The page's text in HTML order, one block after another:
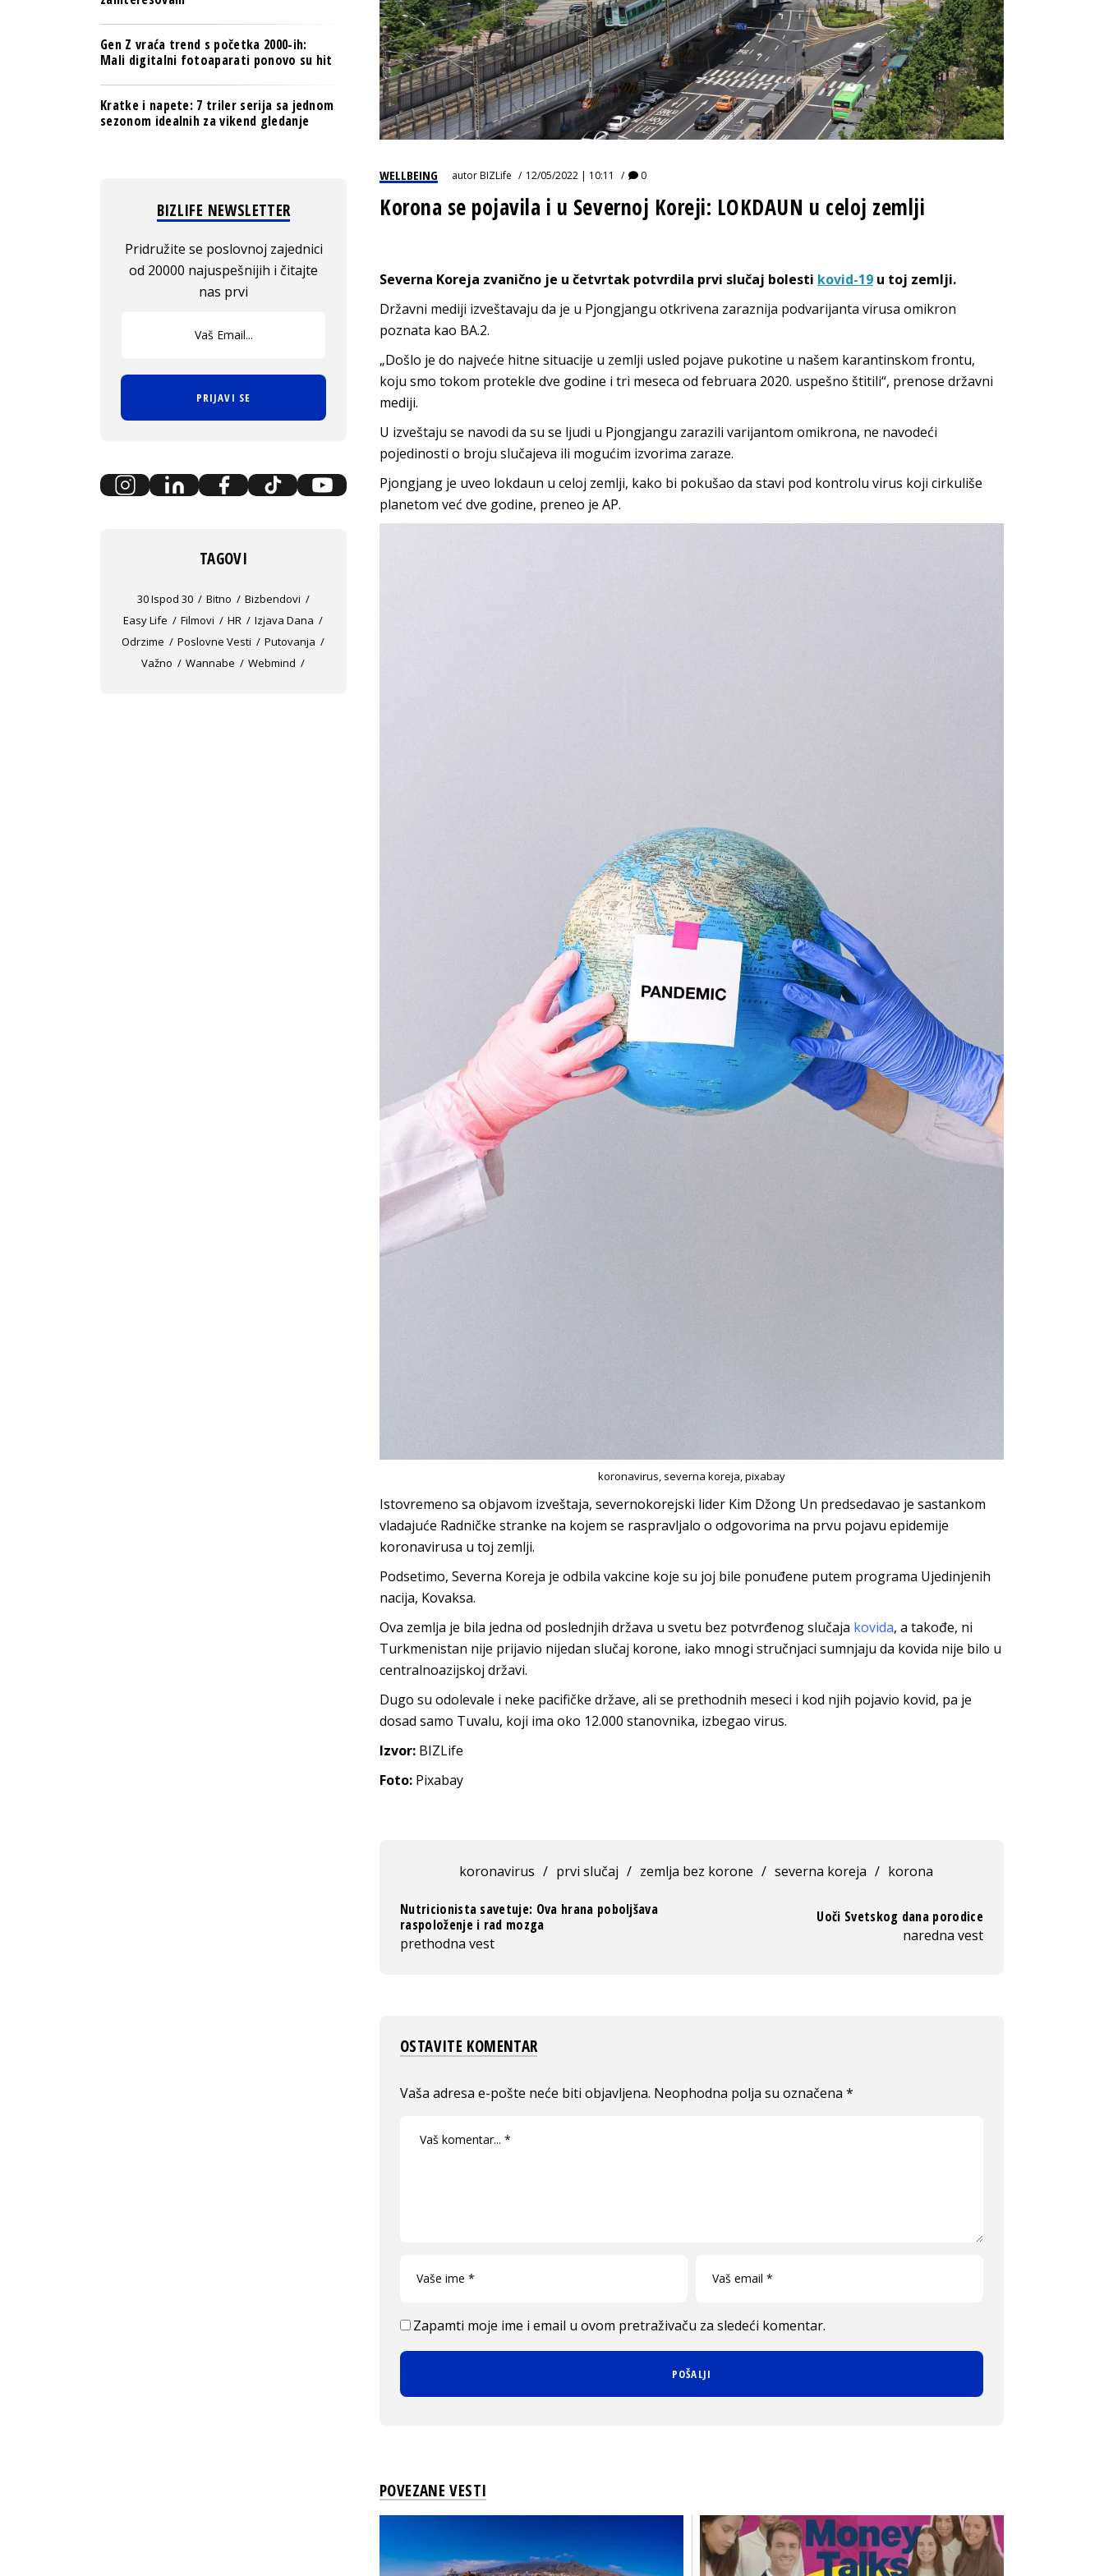
WELLBEING autorBIZLife 12/05/2022 | 10:11 0
Korona se pojavila i u Severnoj Koreji: LOKDAUN u celoj zemlji
Severna Koreja zvanično je u četvrtak potvrdila prvi slučaj bolesti kovid-19 u toj zemlji.
Državni mediji izveštavaju da je u Pjongjangu otkrivena zaraznija podvarijanta virusa omikron
poznata kao BA.2.
„Došlo je do najveće hitne situacije u zemlji usled pojave pukotine u našem karantinskom frontu,
koju smo tokom protekle dve godine i tri meseca od februara 2020. uspešno štitili“, prenose državni
mediji.
U izveštaju se navodi da su se ljudi u Pjongjangu zarazili varijantom omikrona, ne navodeći
pojedinosti o broju slučajeva ili mogućim izvorima zaraze.
Pjongjang je uveo lokdaun u celoj zemlji, kako bi pokušao da stavi pod kontrolu virus koji cirkuliše
planetom već dve godine, preneo je AP.
koronavirus, severna koreja, pixabay
Istovremeno sa objavom izveštaja, severnokorejski lider Kim Džong Un predsedavao je sastankom
vladajuće Radničke stranke na kojem se raspravljalo o odgovorima na prvu pojavu epidemije
koronavirusa u toj zemlji.
Podsetimo, Severna Koreja je odbila vakcine koje su joj bile ponuđene putem programa Ujedinjenih
nacija, Kovaksa.
Ova zemlja je bila jedna od poslednjih država u svetu bez potvrđenog slučaja kovida, a takođe, ni
Turkmenistan nije prijavio nijedan slučaj korone, iako mnogi stručnjaci sumnjaju da kovida nije bilo u
centralnoazijskoj državi.
Dugo su odolevale i neke pacifičke države, ali se prethodnih meseci i kod njih pojavio kovid, pa je
dosad samo Tuvalu, koji ima oko 12.000 stanovnika, izbegao virus.
Izvor: BIZLife
Foto: Pixabay
koronavirus / prvi slučaj / zemlja bez korone / severna koreja / korona
Nutricionista savetuje: Ova hrana poboljšava
raspoloženje i rad mozga
prethodna vest
Uoči Svetskog dana porodice
naredna vest
OSTAVITE KOMENTAR
Vaša adresa e-pošte neće biti objavljena. Neophodna polja su označena *
Zapamti moje ime i email u ovom pretraživaču za sledeći komentar.
POVEZANE VESTI
Gen Z vraća trend s početka 2000-ih:
Mali digitalni fotoaparati ponovo su hit
Kratke i napete: 7 triler serija sa jednom
sezonom idealnih za vikend gledanje
BIZLIFE NEWSLETTER
Pridružite se poslovnoj zajednici
od 20000 najuspešnijih i čitajte
nas prvi
PRIJAVI SE
TAGOVI
30 Ispod 30 Bitno
Bizbendovi
Easy Life
Filmovi HR
Izjava Dana
Odrzime
Poslovne Vesti
Putovanja
Važno
Wannabe Webmind